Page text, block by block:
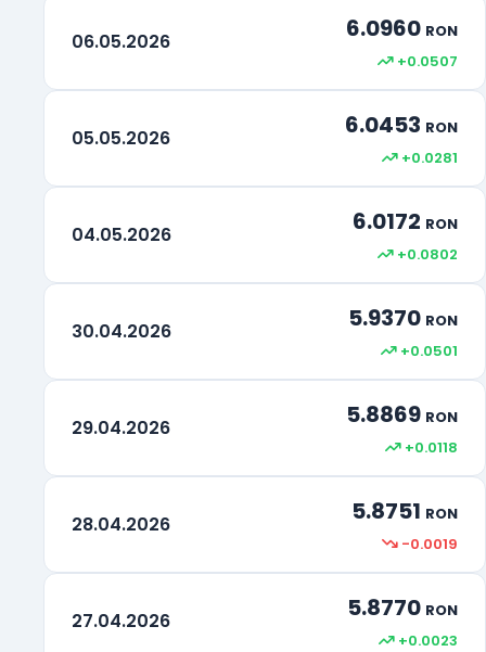
Drepturi Speciale de tragere
Rand Sud-African
06.05.2026 6.0960 RON
+0.0507
05.05.2026 6.0453 RON
+0.0281
04.05.2026 6.0172 RON
+0.0802
30.04.2026 5.9370 RON
+0.0501
29.04.2026 5.8869 RON
+0.0118
28.04.2026 5.8751 RON
-0.0019
27.04.2026 5.8770 RON
+0.0023